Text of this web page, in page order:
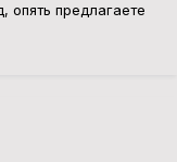
опять предлагаете